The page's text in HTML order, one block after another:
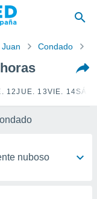
Condado
12JUE. 13VIE. 14
nuboso